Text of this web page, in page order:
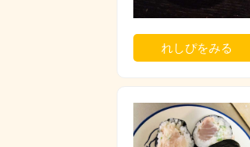
れしぴをみる